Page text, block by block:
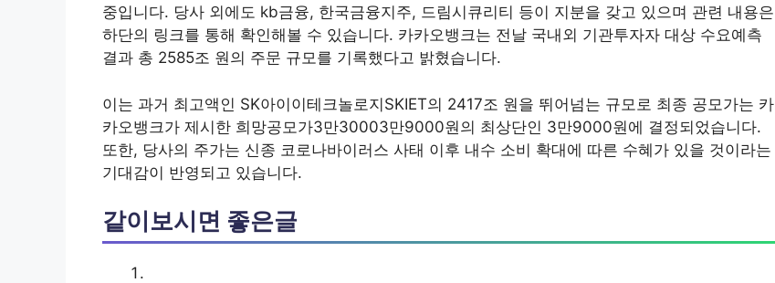
중입니다. 당사 외에도 kb금융, 한국금융지주, 드림시큐리티 등이 지분을 갖고 있으며 관련 내용은
하단의 링크를 통해 확인해볼 수 있습니다. 카카오뱅크는 전날 국내외 기관투자자 대상 수요예측
결과 총 2585조 원의 주문 규모를 기록했다고 밝혔습니다.
이는 과거 최고액인 SK아이이테크놀로지SKIET의 2417조 원을 뛰어넘는 규모로 최종 공모가는 카
카오뱅크가 제시한 희망공모가3만30003만9000원의 최상단인 3만9000원에 결정되었습니다.
또한, 당사의 주가는 신종 코로나바이러스 사태 이후 내수 소비 확대에 따른 수혜가 있을 것이라는
기대감이 반영되고 있습니다.
같이보시면 좋은글